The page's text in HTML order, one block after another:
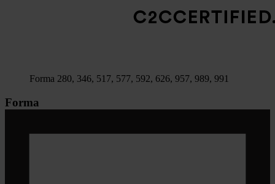
Forma 280, 346, 517, 577, 592, 626, 957, 989, 991
Forma